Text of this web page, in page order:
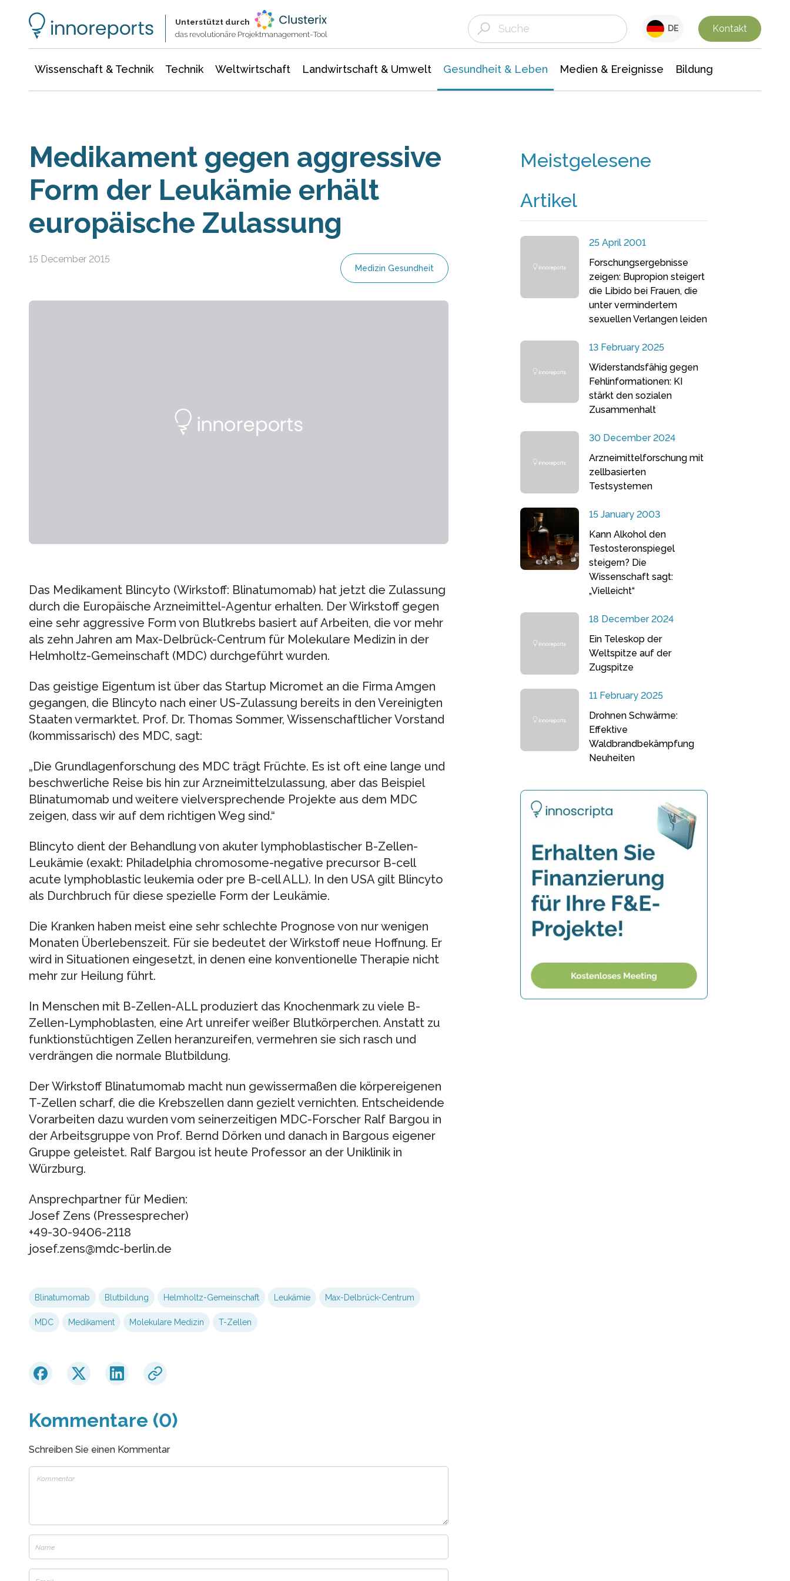
Unterstützt durch
das revolutionäre Projektmanagement-Tool
DE Kontakt
Wissenschaft & Technik Technik Weltwirtschaft Landwirtschaft & Umwelt Gesundheit & Leben Medien & Ereignisse Bildung
Medikament gegen aggressive
Form der Leukämie erhält
europäische Zulassung
15 December 2015
Medizin Gesundheit
Das Medikament Blincyto (Wirkstoff: Blinatumomab) hat jetzt die Zulassung
durch die Europäische Arzneimittel-Agentur erhalten. Der Wirkstoff gegen
eine sehr aggressive Form von Blutkrebs basiert auf Arbeiten, die vor mehr
als zehn Jahren am Max-Delbrück-Centrum für Molekulare Medizin in der
Helmholtz-Gemeinschaft (MDC) durchgeführt wurden.
Das geistige Eigentum ist über das Startup Micromet an die Firma Amgen
gegangen, die Blincyto nach einer US-Zulassung bereits in den Vereinigten
Staaten vermarktet. Prof. Dr. Thomas Sommer, Wissenschaftlicher Vorstand
(kommissarisch) des MDC, sagt:
„Die Grundlagenforschung des MDC trägt Früchte. Es ist oft eine lange und
beschwerliche Reise bis hin zur Arzneimittelzulassung, aber das Beispiel
Blinatumomab und weitere vielversprechende Projekte aus dem MDC
zeigen, dass wir auf dem richtigen Weg sind.“
Blincyto dient der Behandlung von akuter lymphoblastischer B-Zellen-
Leukämie (exakt: Philadelphia chromosome-negative precursor B-cell
acute lymphoblastic leukemia oder pre B-cell ALL). In den USA gilt Blincyto
als Durchbruch für diese spezielle Form der Leukämie.
Die Kranken haben meist eine sehr schlechte Prognose von nur wenigen
Monaten Überlebenszeit. Für sie bedeutet der Wirkstoff neue Hoffnung. Er
wird in Situationen eingesetzt, in denen eine konventionelle Therapie nicht
mehr zur Heilung führt.
In Menschen mit B-Zellen-ALL produziert das Knochenmark zu viele B-
Zellen-Lymphoblasten, eine Art unreifer weißer Blutkörperchen. Anstatt zu
funktionstüchtigen Zellen heranzureifen, vermehren sie sich rasch und
verdrängen die normale Blutbildung.
Der Wirkstoff Blinatumomab macht nun gewissermaßen die körpereigenen
T-Zellen scharf, die die Krebszellen dann gezielt vernichten. Entscheidende
Vorarbeiten dazu wurden vom seinerzeitigen MDC-Forscher Ralf Bargou in
der Arbeitsgruppe von Prof. Bernd Dörken und danach in Bargous eigener
Gruppe geleistet. Ralf Bargou ist heute Professor an der Uniklinik in
Würzburg.
Ansprechpartner für Medien:
Josef Zens (Pressesprecher)
+49-30-9406-2118
josef.zens@mdc-berlin.de
Blinatumomab Blutbildung Helmholtz-Gemeinschaft Leukämie Max-Delbrück-Centrum
MDC Medikament Molekulare Medizin T-Zellen
Kommentare (0)
Schreiben Sie einen Kommentar
Meistgelesene
Artikel
25 April 2001
Forschungsergebnisse
zeigen: Bupropion steigert
die Libido bei Frauen, die
unter vermindertem
sexuellen Verlangen leiden
13 February 2025
Widerstandsfähig gegen
Fehlinformationen: KI
stärkt den sozialen
Zusammenhalt
30 December 2024
Arzneimittelforschung mit
zellbasierten
Testsystemen
15 January 2003
Kann Alkohol den
Testosteronspiegel
steigern? Die
Wissenschaft sagt:
„Vielleicht“
18 December 2024
Ein Teleskop der
Weltspitze auf der
Zugspitze
11 February 2025
Drohnen Schwärme:
Effektive
Waldbrandbekämpfung
Neuheiten